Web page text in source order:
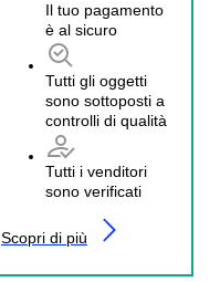
Il tuo pagamento
è al sicuro
Tutti gli oggetti
sono sottoposti a
controlli di qualità
Tutti i venditori
sono verificati
Scopri di più